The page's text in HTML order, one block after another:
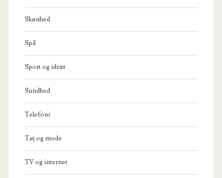
Skønhed
Spil
Sport og idræt
Sundhed
Telefoni
Tøj og mode
TV og internet